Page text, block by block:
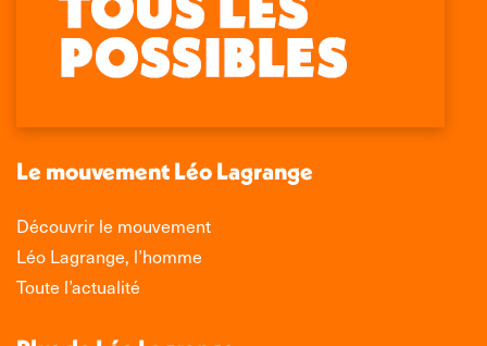
Facebook
s'ouvre
une
fenêtre
page
X
s'ouvre
une
fenêtre
page
LinkedIn
s'ouvre
une
fenêtre
page
Instagram
s'ouvre
une
nouvelle
fenêtre
Le mouvement Léo Lagrange
Découvrir le mouvement
Léo Lagrange, l’homme
Toute l’actualité